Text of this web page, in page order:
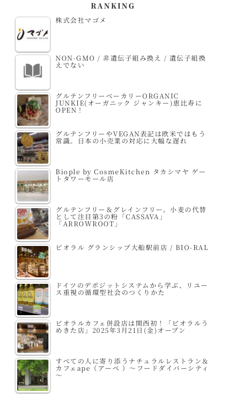
RANKING
株式会社マゴメ
NON-GMO / 非遺伝子組み換え / 遺伝子組換
えでない
グルテンフリーベーカリーORGANIC
JUNKIE(オーガニック ジャンキー)恵比寿に
OPEN！
グルテンフリーやVEGAN表記は欧米ではもう
常識。日本の小売業の対応に大幅な遅れ
Biople by CosmeKitchen タカシマヤ ゲー
トタワーモール店
グルテンフリー＆グレインフリー。小麦の代替
として注目第3の粉「CASSAVA」
「ARROWROOT」
ビオラル グランシップ大船駅前店 / BIO-RAL
ドイツのデポジットシステムから学ぶ、リユー
ス重視の循環型社会のつくりかた
ビオラルカフェ併設店は関西初！「ビオラルう
めきた店」2025年3月21日(金)オープン
すべての人に寄り添うナチュラルレストラン＆
カフェape（アーペ ）～フードダイバーシティ
～